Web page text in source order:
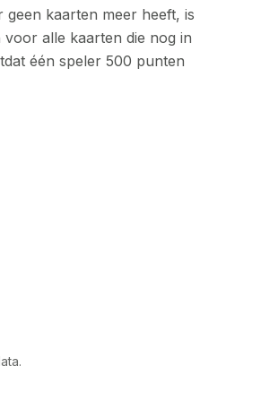
kaarten meer heeft, is
alle kaarten die nog in
één speler 500 punten